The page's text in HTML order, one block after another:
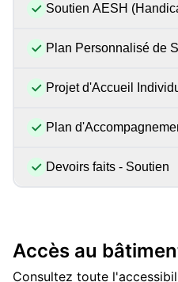
Soutien AESH
Plan Personnalisé de
Projet d'Accueil
Plan
Devoirs faits - Soutien
Accès au
Consultez toute